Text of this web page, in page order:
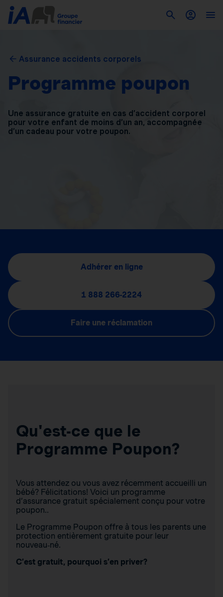
Assurance accidents corporels
Programme poupon
Une assurance gratuite en cas d’accident corporel
pour votre enfant de moins d’un an, accompagnée
d’un cadeau pour votre poupon.
Adhérer en ligne
1 888 266-2224
Faire une réclamation
Qu'est-ce que le
Programme Poupon?
Vous attendez ou vous avez récemment accueilli un
bébé? Félicitations! Voici un programme
d’assurance gratuit spécialement conçu pour votre
poupon..
Le Programme Poupon offre à tous les parents une
protection entièrement gratuite pour leur
nouveau‑né.
C’est gratuit, pourquoi s’en priver?